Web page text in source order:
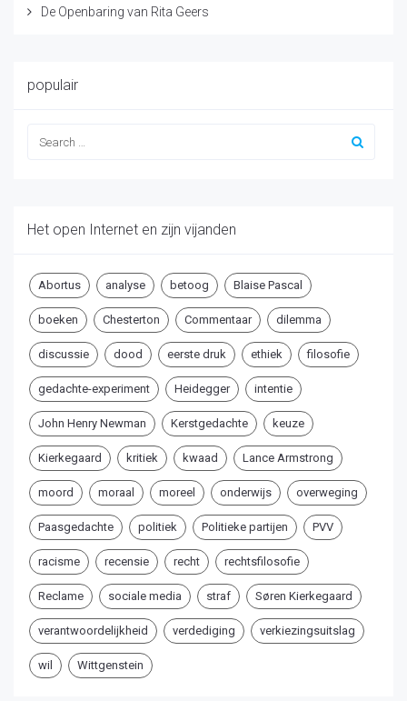
De Openbaring van Rita Geers
populair
Het open Internet en zijn vijanden
Abortus analyse betoog Blaise Pascal
boeken Chesterton Commentaar dilemma
discussie dood eerste druk ethiek filosofie
gedachte-experiment Heidegger intentie
John Henry Newman Kerstgedachte keuze
Kierkegaard kritiek kwaad Lance Armstrong
moord moraal moreel onderwijs overweging
Paasgedachte politiek Politieke partijen PVV
racisme recensie recht rechtsfilosofie
Reclame sociale media straf Søren Kierkegaard
verantwoordelijkheid verdediging verkiezingsuitslag
wil Wittgenstein